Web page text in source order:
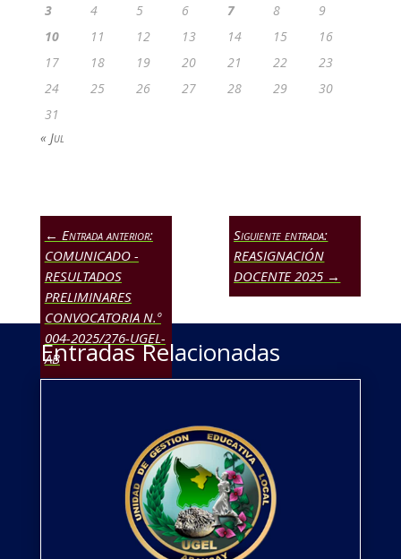
3
4 5 6 7 8
9
10
11 12 13 14 15
16
17
18 19 20 21 22
23
24
25 26 27 28 29
30
31
« Jul
← Entrada anterior:
COMUNICADO -
RESULTADOS
PRELIMINARES
CONVOCATORIA N.º
004-2025/276-UGEL-
AB
Siguiente entrada:
REASIGNACIÓN
DOCENTE 2025 →
Entradas Relacionadas